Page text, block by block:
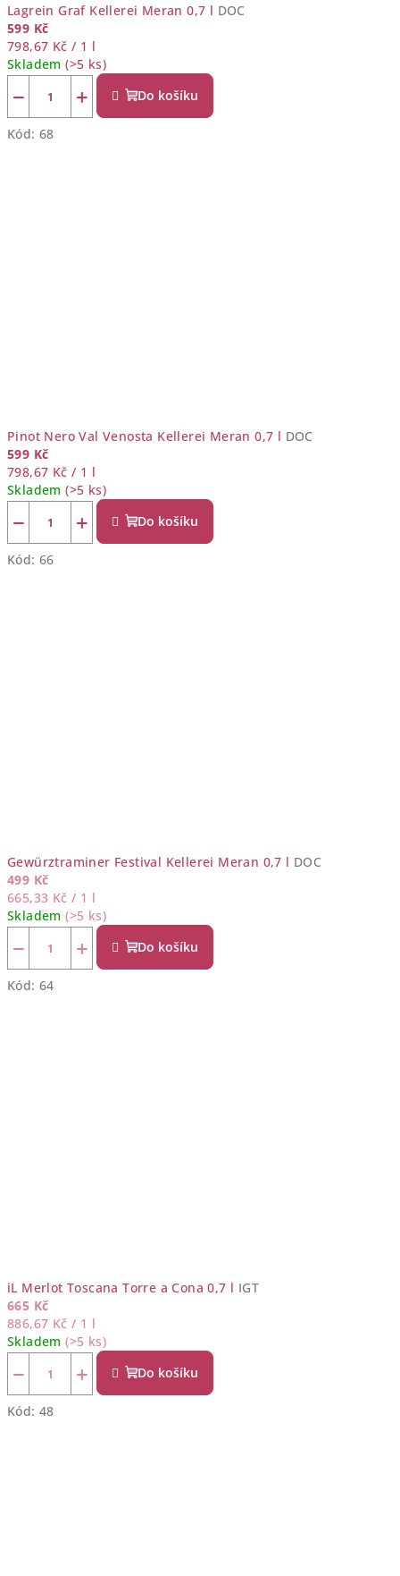
Lagrein Graf Kellerei Meran 0,7 l DOC
599 Kč
Měrná
cena:
798,67 Kč / 1 l
Skladem(>5 ks)
+
− Do košíku
Kód: 68
Pinot Nero Val Venosta Kellerei Meran 0,7 l DOC
599 Kč
Měrná
cena:
798,67 Kč / 1 l
Skladem(>5 ks)
+
− Do košíku
Kód: 66
Gewürztraminer Festival Kellerei Meran 0,7 l DOC
499 Kč
Měrná
cena:
665,33 Kč / 1 l
Skladem(>5 ks)
+
− Do košíku
Kód: 64
iL Merlot Toscana Torre a Cona 0,7 l IGT
665 Kč
Měrná
cena:
886,67 Kč / 1 l
Skladem(>5 ks)
+
− Do košíku
Kód: 48